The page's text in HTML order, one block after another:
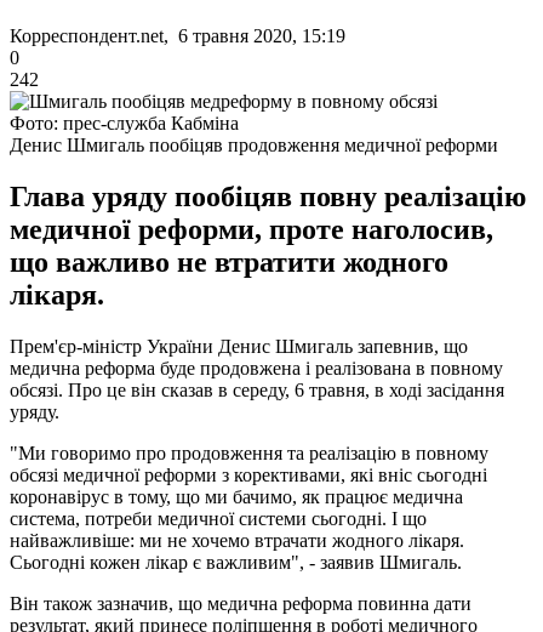
Корреспондент.net, 6 травня 2020, 15:19
0
242
Фото: прес-служба Кабміна
Денис Шмигаль пообіцяв продовження медичної реформи
Глава уряду пообіцяв повну реалізацію
медичної реформи, проте наголосив,
що важливо не втратити жодного
лікаря.
Прем'єр-міністр України Денис Шмигаль запевнив, що
медична реформа буде продовжена і реалізована в повному
обсязі. Про це він сказав в середу, 6 травня, в ході засідання
уряду.
"Ми говоримо про продовження та реалізацію в повному
обсязі медичної реформи з корективами, які вніс сьогодні
коронавірус в тому, що ми бачимо, як працює медична
система, потреби медичної системи сьогодні. І що
найважливіше: ми не хочемо втрачати жодного лікаря.
Сьогодні кожен лікар є важливим", - заявив Шмигаль.
Він також зазначив, що медична реформа повинна дати
результат, який принесе поліпшення в роботі медичного